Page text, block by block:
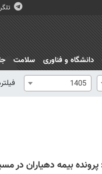
دانشگاه و فناوری سلامت
1405
پرونده بیمه دهیاران